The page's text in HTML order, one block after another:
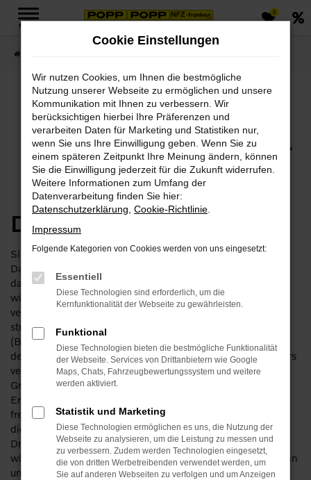
Zum
MENÜ
0
Datenschutz
Datenschutzhinweise für
unsere Website
Datenschutzerklärung
Sie erhalten als Nutzer unserer Internetseite in dieser
Datenschutzerklärung alle notwendigen Informationen
darüber, wie, in welchem Umfang sowie zu welchem Zweck
wir oder Drittanbieter Daten von Ihnen erheben und diese
verwenden. Die Erhebung und Nutzung Ihrer Daten erfolgt
streng nach den Vorgaben des Bundesdatenschutzgesetzes
(BDSG) und des Telemediengesetzes (TMG). Wir fühlen uns
der Vertraulichkeit Ihrer personenbezogenen Daten besonders
verpflichtet und arbeiten deshalb streng innerhalb der
Grenzen, die die gesetzlichen Vorgaben uns setzen. Die
Erhebung dieser personenbezogenen Daten erfolgt auf
freiwilliger Basis, wenn uns das möglich ist. Auch geben wir
diese Daten nur mit Ihrer ausdrücklichen Zustimmung an
Dritte weiter. Wir sorgen bei besonders vertraulichen Daten
wie im Zahlungsverkehr oder im Hinblick auf Ihre Anfragen an
uns durch Einsatz einer SSL-Verschlüsselung für hohe
Cookie Einstellungen
Wir nutzen Cookies, um Ihnen die bestmögliche
Nutzung unserer Webseite zu ermöglichen und unsere
Kommunikation mit Ihnen zu verbessern. Wir
berücksichtigen hierbei Ihre Präferenzen und
verarbeiten Daten für Marketing und Statistiken nur,
wenn Sie uns Ihre Einwilligung geben. Wenn Sie zu
einem späteren Zeitpunkt Ihre Meinung ändern, können
Sie die Einwilligung jederzeit für die Zukunft widerrufen.
Weitere Informationen zum Umfang der
Datenverarbeitung finden Sie hier:
Datenschutzerklärung Cookie-Richtlinie
Impressum
Folgende Kategorien von Cookies werden von uns eingesetzt:
Essentiell
Diese Technologien sind erforderlich, um die
Kernfunktionalität der Webseite zu gewährleisten.
Funktional
Diese Technologien bieten die bestmögliche Funktionalität
der Webseite. Services von Drittanbietern wie Google
Maps, Chats, Fahrzeugbewertungssystem und weitere
werden aktiviert.
Statistik und Marketing
Diese Technologien ermöglichen es uns, die Nutzung der
Webseite zu analysieren, um die Leistung zu messen und
zu verbessern. Zudem werden Technologien eingesetzt,
die von dritten Werbetreibenden verwendet werden, um
Sie auf anderen Webseiten zu verfolgen und um Anzeigen